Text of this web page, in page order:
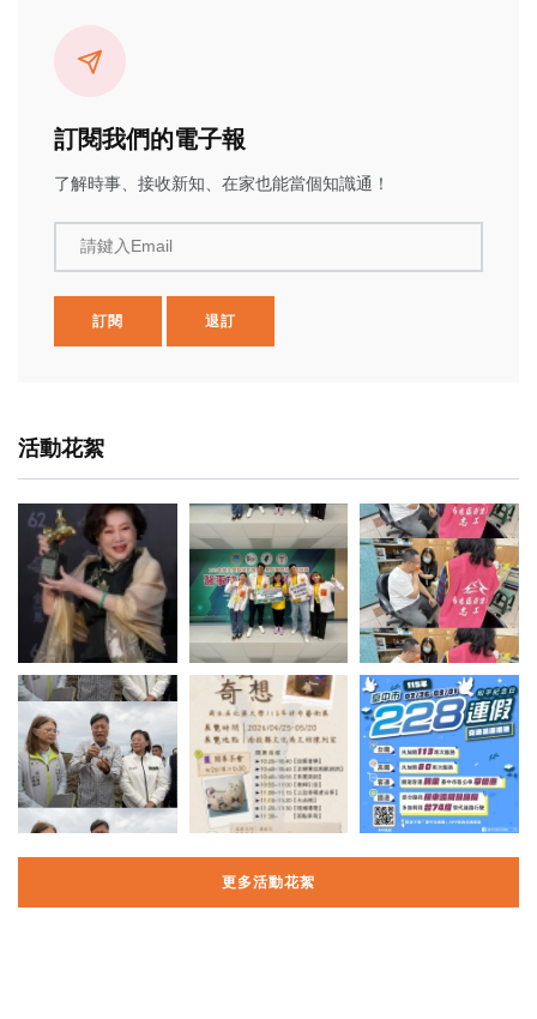
訂閱我們的電子報
了解時事、接收新知、在家也能當個知識通！
請鍵入Email
訂閱 退訂
活動花絮
更多活動花絮